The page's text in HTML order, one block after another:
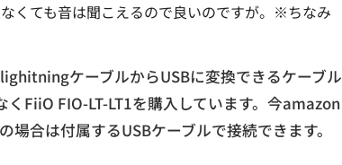
くても音は聞こえるので良いのですが。※ちなみ
ケーブルからUSBに変換できるケーブル
FiiO FIO-LT-LT1を購入しています。今amazon
合は付属するUSBケーブルで接続できます。